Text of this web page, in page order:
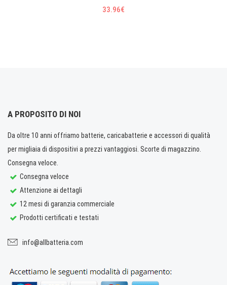
33.96€
A PROPOSITO DI NOI
Da oltre 10 anni offriamo batterie, caricabatterie e accessori di qualità
per migliaia di dispositivi a prezzi vantaggiosi. Scorte di magazzino.
Consegna veloce.
Consegna veloce
Attenzione ai dettagli
12 mesi di garanzia commerciale
Prodotti certificati e testati
info@allbatteria.com